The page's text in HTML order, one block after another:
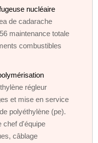
nucléaire
de cadarache
maintenance totale
combustibles
régleur
et mise en service
polyéthylène (pe).
chef d'équipe
câblage